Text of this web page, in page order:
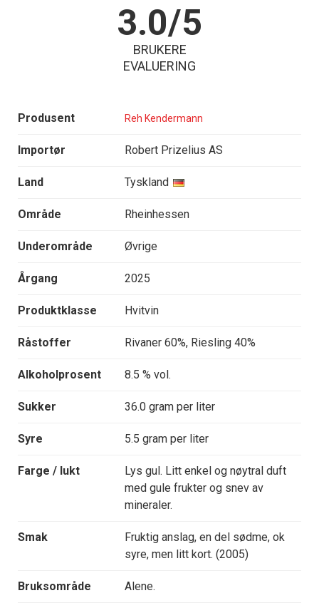
3.0/5
BRUKERE
EVALUERING
Produsent Reh Kendermann
Importør Robert Prizelius AS
Land Tyskland
Område Rheinhessen
Underområde Øvrige
Årgang 2025
Produktklasse Hvitvin
Råstoffer Rivaner 60%, Riesling 40%
Alkoholprosent 8.5 % vol.
Sukker 36.0 gram per liter
Syre 5.5 gram per liter
Farge / lukt
Lys gul. Litt enkel og nøytral duft
med gule frukter og snev av
mineraler.
Smak
Fruktig anslag, en del sødme, ok
syre, men litt kort. (2005)
Bruksområde Alene.